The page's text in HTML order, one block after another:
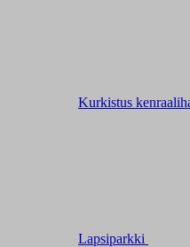
Kurkistus
Lapsiparkki